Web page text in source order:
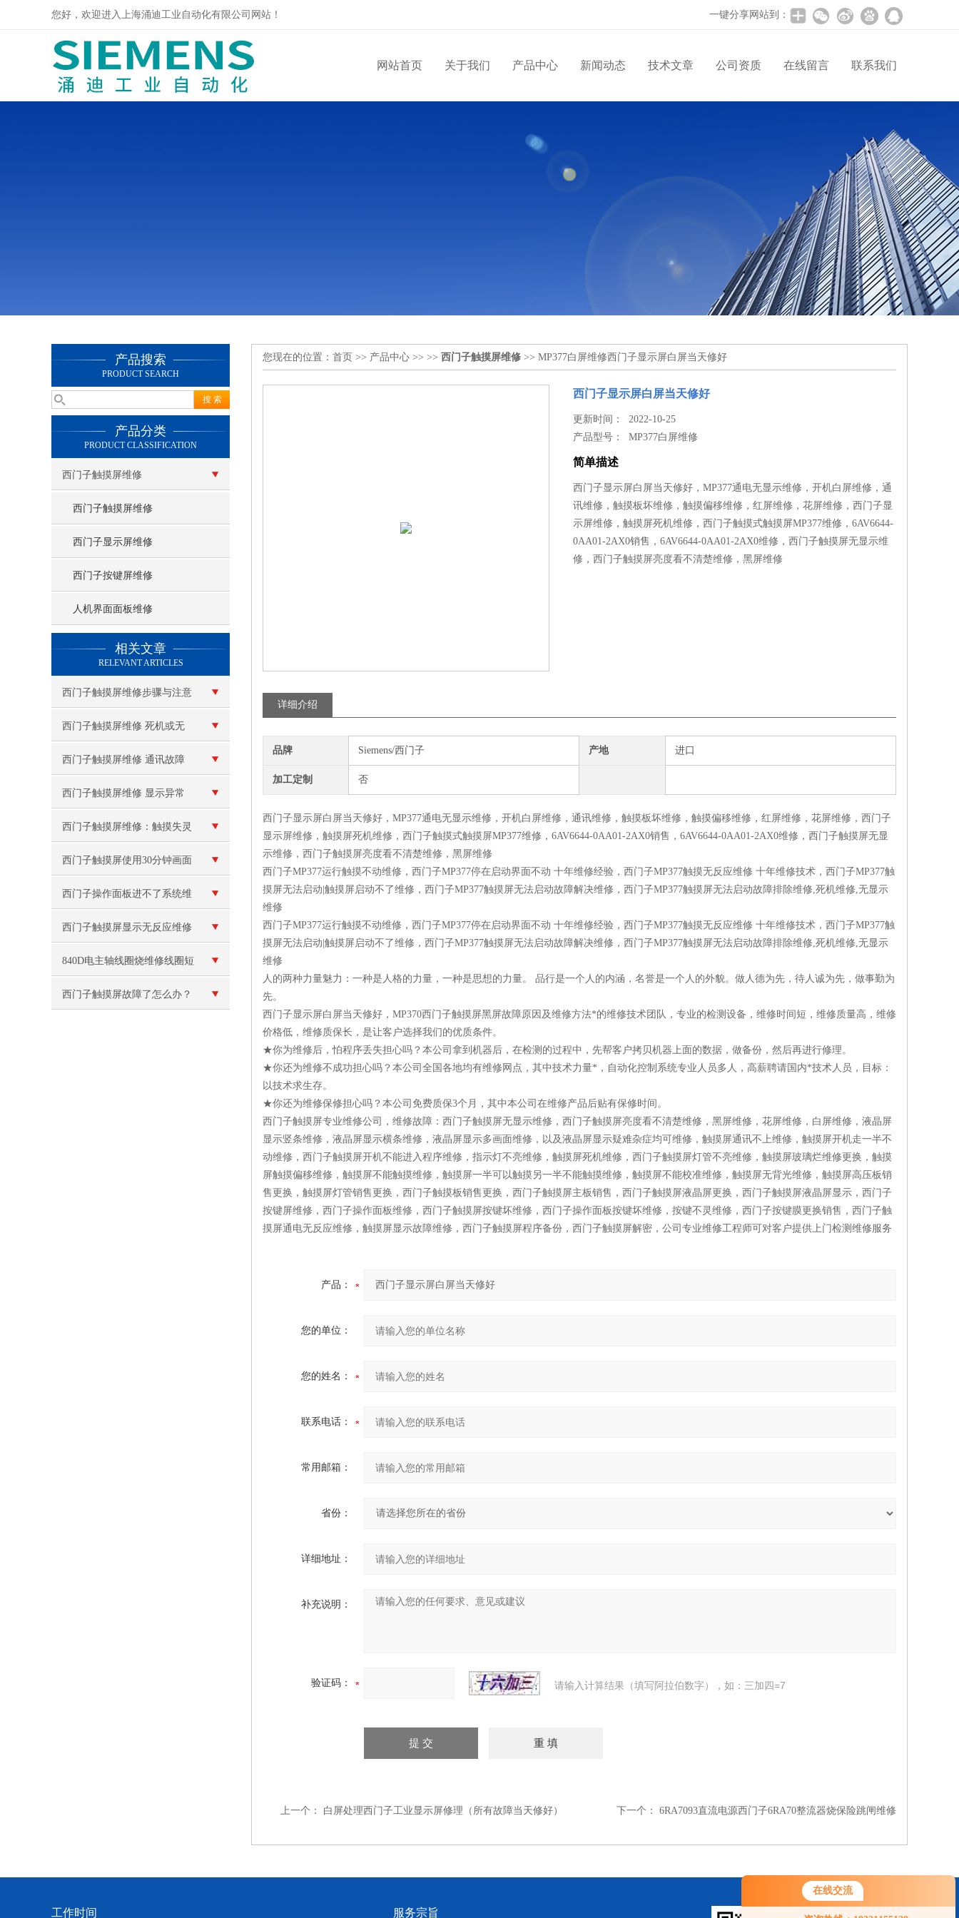
在线交流
您好！欢迎前来咨询，很高兴为您
您好，欢迎进入上海涌迪工业自动化有限公司网站！ 一键分享网站到：
网站首页 关于我们 产品中心 新闻动态 技术文章 公司资质 在线留言 联系我们
产品搜索
PRODUCT SEARCH
产品分类
PRODUCT CLASSIFICATION
西门子触摸屏维修
西门子触摸屏维修
西门子显示屏维修
西门子按键屏维修
人机界面面板维修
相关文章
RELEVANT ARTICLES
西门子触摸屏维修步骤与注意
事项
西门子触摸屏维修 死机或无
法启动
西门子触摸屏维修 通讯故障
西门子触摸屏维修 显示异常
或花屏
西门子触摸屏维修：触摸失灵
或反应不灵敏
西门子触摸屏使用30分钟画面
就卡死了
西门子操作面板进不了系统维
修
西门子触摸屏显示无反应维修
840D电主轴线圈烧维修线圈短
路
西门子触摸屏故障了怎么办？
您现在的位置： 首页 >> 产品中心 >> >> 西门子触摸屏维修 >> MP377白屏维修西门子显示屏白屏当天修好
西门子显示屏白屏当天修好
更新时间： 2022-10-25
产品型号：MP377白屏维修
简单描述
西门子显示屏白屏当天修好，MP377通电无显示维修，开机白屏维修，通
讯维修，触摸板坏维修，触摸偏移维修，红屏维修，花屏维修，西门子显
示屏维修，触摸屏死机维修，西门子触摸式触摸屏MP377维修，6AV6644-
0AA01-2AX0销售，6AV6644-0AA01-2AX0维修，西门子触摸屏无显示维
修，西门子触摸屏亮度看不清楚维修，黑屏维修
详细介绍
品牌 Siemens/西门子 产地 进口
加工定制 否
西门子显示屏白屏当天修好，MP377通电无显示维修，开机白屏维修，通讯维修，触摸板坏维修，触摸偏移维修，红屏维修，花屏维修，西门子
显示屏维修，触摸屏死机维修，西门子触摸式触摸屏MP377维修，6AV6644-0AA01-2AX0销售，6AV6644-0AA01-2AX0维修，西门子触摸屏无显
示维修，西门子触摸屏亮度看不清楚维修，黑屏维修
西门子MP377运行触摸不动维修，西门子MP377停在启动界面不动 十年维修经验，西门子MP377触摸无反应维修 十年维修技术，西门子MP377触
摸屏无法启动|触摸屏启动不了维修，西门子MP377触摸屏无法启动故障解决维修，西门子MP377触摸屏无法启动故障排除维修,死机维修,无显示
维修
西门子MP377运行触摸不动维修，西门子MP377停在启动界面不动 十年维修经验，西门子MP377触摸无反应维修 十年维修技术，西门子MP377触
摸屏无法启动|触摸屏启动不了维修，西门子MP377触摸屏无法启动故障解决维修，西门子MP377触摸屏无法启动故障排除维修,死机维修,无显示
维修
人的两种力量魅力：一种是人格的力量，一种是思想的力量。 品行是一个人的内涵，名誉是一个人的外貌。做人德为先，待人诚为先，做事勤为
先。
西门子显示屏白屏当天修好，MP370西门子触摸屏黑屏故障原因及维修方法*的维修技术团队，专业的检测设备，维修时间短，维修质量高，维修
价格低，维修质保长，是让客户选择我们的优质条件。
★你为维修后，怕程序丢失担心吗？本公司拿到机器后，在检测的过程中，先帮客户拷贝机器上面的数据，做备份，然后再进行修理。
★你还为维修不成功担心吗？本公司全国各地均有维修网点，其中技术力量*，自动化控制系统专业人员多人，高薪聘请国内*技术人员，目标：
以技术求生存。
★你还为维修保修担心吗？本公司免费质保3个月，其中本公司在维修产品后贴有保修时间。
西门子触摸屏专业维修公司，维修故障：西门子触摸屏无显示维修，西门子触摸屏亮度看不清楚维修，黑屏维修，花屏维修，白屏维修，液晶屏
显示竖条维修，液晶屏显示横条维修，液晶屏显示多画面维修，以及液晶屏显示疑难杂症均可维修，触摸屏通讯不上维修，触摸屏开机走一半不
动维修，西门子触摸屏开机不能进入程序维修，指示灯不亮维修，触摸屏死机维修，西门子触摸屏灯管不亮维修，触摸屏玻璃烂维修更换，触摸
屏触摸偏移维修，触摸屏不能触摸维修，触摸屏一半可以触摸另一半不能触摸维修，触摸屏不能校准维修，触摸屏无背光维修，触摸屏高压板销
售更换，触摸屏灯管销售更换，西门子触摸板销售更换，西门子触摸屏主板销售，西门子触摸屏液晶屏更换，西门子触摸屏液晶屏显示，西门子
按键屏维修，西门子操作面板维修，西门子触摸屏按键坏维修，西门子操作面板按键坏维修，按键不灵维修，西门子按键膜更换销售，西门子触
摸屏通电无反应维修，触摸屏显示故障维修，西门子触摸屏程序备份，西门子触摸屏解密，公司专业维修工程师可对客户提供上门检测维修服务
产品：
您的单位：
您的姓名：
联系电话：
常用邮箱：
省份：
详细地址：
补充说明：
验证码： 请输入计算结果（填写阿拉伯数字），如：三加四=7
上一个： 白屏处理西门子工业显示屏修理（所有故障当天修好） 下一个： 6RA7093直流电源西门子6RA70整流器烧保险跳闸维修
工作时间 服务宗旨